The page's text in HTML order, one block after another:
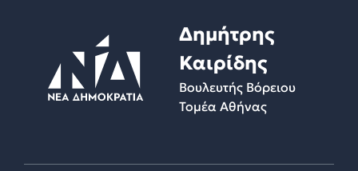
Δημήτρης
Καιρίδης
Βουλευτής Βόρειου
Τομέα Αθήνας